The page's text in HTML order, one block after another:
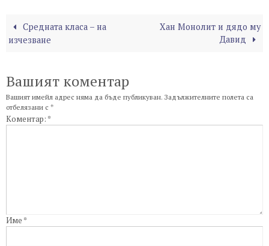
Средната класа – на
изчезване
Хан Монолит и дядо му
Давид
Вашият коментар
Вашият имейл адрес няма да бъде публикуван. Задължителните полета са
отбелязани с *
Коментар: *
Име *